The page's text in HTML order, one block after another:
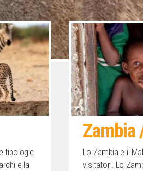
tipologie
e la
Zambia
Lo Zambia e il
visitatori. Lo